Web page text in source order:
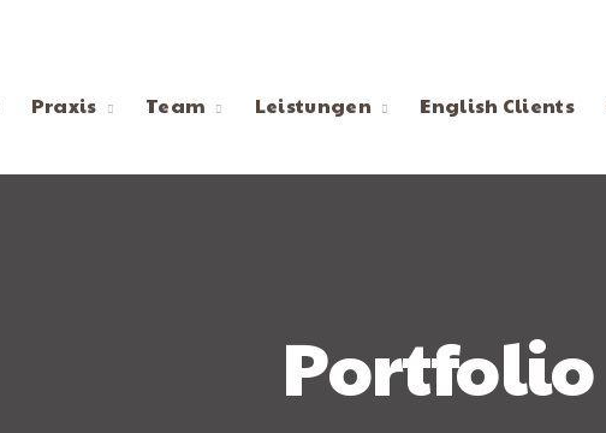
Praxis Team Leistungen English Clients
Portfolio